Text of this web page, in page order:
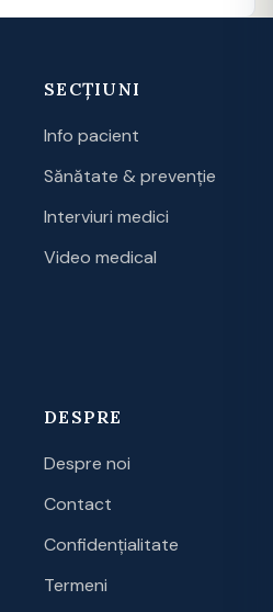
SECȚIUNI
Info pacient
Sănătate & prevenție
Interviuri medici
Video medical
DESPRE
Despre noi
Contact
Confidențialitate
Termeni